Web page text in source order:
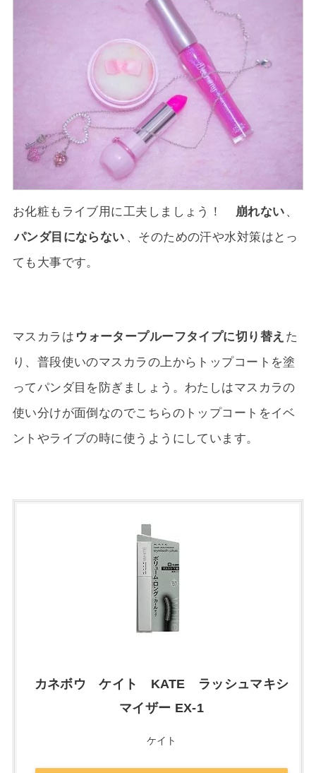
お化粧もライブ用に工夫しましょう！ 崩れない 、
パンダ目にならない 、そのための汗や水対策はとっ
ても大事です。
マスカラは ウォータープルーフタイプに切り替え た
り、普段使いのマスカラの上からトップコートを塗
ってパンダ目を防ぎましょう。わたしはマスカラの
使い分けが面倒なのでこちらのトップコートをイベ
ントやライブの時に使うようにしています。
カネボウ ケイト KATE ラッシュマキシ
マイザー EX-1
ケイト